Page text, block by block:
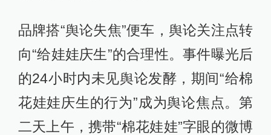
品牌搭“舆论失焦”便车，舆论关注点转
向“给娃娃庆生”的合理性。事件曝光后
的24小时内未见舆论发酵，期间“给棉
花娃娃庆生的行为”成为舆论焦点。第
二天上午，携带“棉花娃娃”字眼的微博